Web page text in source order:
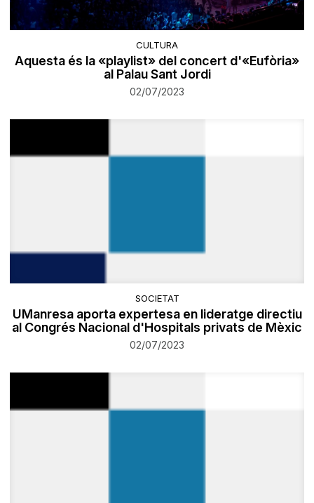
CULTURA
Aquesta és la «playlist» del concert d'«Eufòria»
al Palau Sant Jordi
02/07/2023
SOCIETAT
UManresa aporta expertesa en lideratge directiu
al Congrés Nacional d'Hospitals privats de Mèxic
02/07/2023